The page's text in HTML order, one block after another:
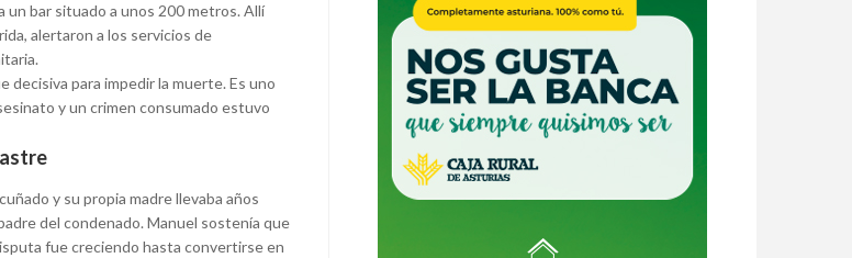
un bar situado a unos 200 metros. Allí
alertaron a los servicios de
para impedir la muerte. Es uno
y un crimen consumado estuvo
y su propia madre llevaba años
del condenado. Manuel sostenía que
fue creciendo hasta convertirse en